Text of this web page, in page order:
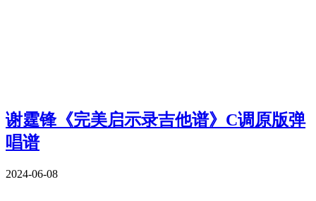
谢霆锋《完美启示录吉他谱》C调原版弹
唱谱
2024-06-08